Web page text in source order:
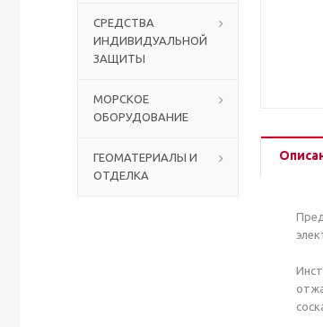
СРЕДСТВА
ИНДИВИДУАЛЬНОЙ
ЗАЩИТЫ
МОРСКОЕ
ОБОРУДОВАНИЕ
ГЕОМАТЕРИАЛЫ И
ОТДЕЛКА
Столы с лавками
Биометрические терминалы
Комплекты для дистанционного управления
Аккумуляторы аккумуляторные батареи для ИБП